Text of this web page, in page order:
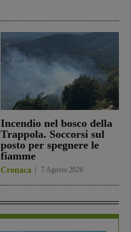
Incendio nel bosco della
Trappola. Soccorsi sul
posto per spegnere le
fiamme
Cronaca 7 Agosto 2026